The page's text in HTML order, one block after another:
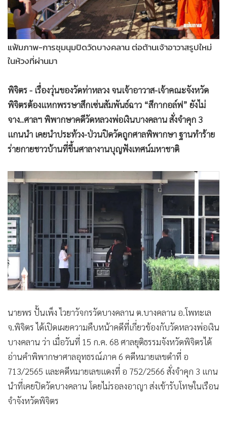
• Special Scoop
• เศรษฐกิจ-ธุรกิจ
• จีน
• ชุมชน-คุณภาพชีวิต
• Motoring
• เกม
• วิทยาศาสตร์
• SMEs
• หุ้น
• กองทุนรวม
• Celeb Online
• Factcheck
• ญี่ปุ่น
• News1
• Gotomanager
แฟ้มภาพ-การชุมนุมปิดวัดบางคลาน ต่อต้านเจ้าอาวาสรูปใหม่
ในห้วงที่ผ่านมา
พิจิตร - เรื่องวุ่นของวัดท่าหลวง จนเจ้าอาวาส-เจ้าคณะจังหวัด
พิจิตรต้องแหกพรรษาสึกเซ่นสัมพันธ์ฉาว “สีกากอล์ฟ” ยังไม่
จาง..ศาลฯ พิพากษาคดีวัดหลวงพ่อเงินบางคลาน สั่งจำคุก 3
แกนนำ เคยนำประท้วง-ป่วนปิดวัดถูกศาลพิพากษา ฐานทำร้าย
ร่ายกายชาวบ้านที่ขึ้นศาลางานบุญฟังเทศน์มหาชาติ
นายพร ปั้นเพ็ง ไวยาวัจกรวัดบางคลาน ต.บางคลาน อ.โพทะเล
จ.พิจิตร ได้เปิดเผยความคืบหน้าคดีที่เกี่ยวข้องกับวัดหลวงพ่อเงิน
บางคลาน ว่า เมื่อวันที่ 15 ก.ค. 68 ศาลยุติธรรมจังหวัดพิจิตรได้
อ่านคำพิพากษาศาลอุทธรณ์ภาค 6 คดีหมายเลขดำที่ อ
713/2565 และคดีหมายเลขแดงที่ อ 752/2566 สั่งจำคุก 3 แกน
นำที่เคยปิดวัดบางคลาน โดยไม่รอลงอาญา ส่งเข้ารับโทษในเรือน
จำจังหวัดพิจิตร